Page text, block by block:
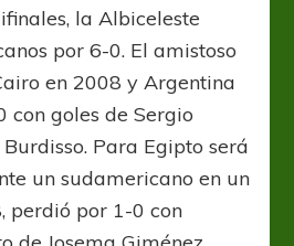
la Albiceleste
por 6-0. El amistoso
en 2008 y Argentina
con goles de Sergio
Para Egipto será
un sudamericano en un
perdió por 1-0 con